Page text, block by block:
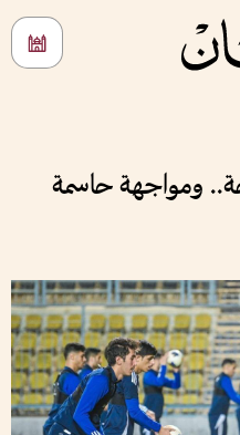
ومواجهة حاسمة